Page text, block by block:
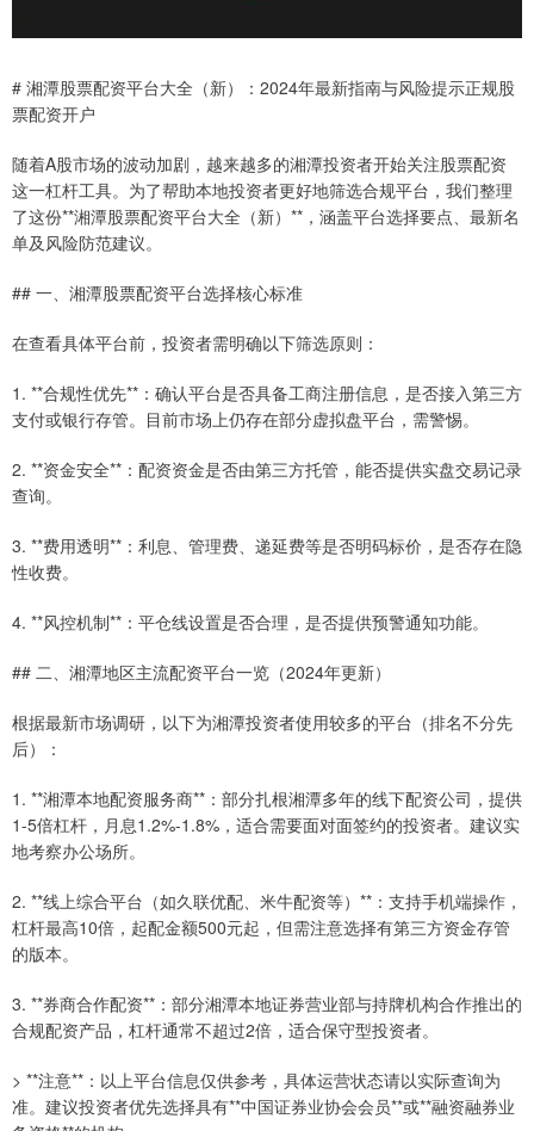
# 湘潭股票配资平台大全（新）：2024年最新指南与风险提示正规股
票配资开户
随着A股市场的波动加剧，越来越多的湘潭投资者开始关注股票配资
这一杠杆工具。为了帮助本地投资者更好地筛选合规平台，我们整理
了这份**湘潭股票配资平台大全（新）**，涵盖平台选择要点、最新名
单及风险防范建议。
## 一、湘潭股票配资平台选择核心标准
在查看具体平台前，投资者需明确以下筛选原则：
1. **合规性优先**：确认平台是否具备工商注册信息，是否接入第三方
支付或银行存管。目前市场上仍存在部分虚拟盘平台，需警惕。
2. **资金安全**：配资资金是否由第三方托管，能否提供实盘交易记录
查询。
3. **费用透明**：利息、管理费、递延费等是否明码标价，是否存在隐
性收费。
4. **风控机制**：平仓线设置是否合理，是否提供预警通知功能。
## 二、湘潭地区主流配资平台一览（2024年更新）
根据最新市场调研，以下为湘潭投资者使用较多的平台（排名不分先
后）：
1. **湘潭本地配资服务商**：部分扎根湘潭多年的线下配资公司，提供
1-5倍杠杆，月息1.2%-1.8%，适合需要面对面签约的投资者。建议实
地考察办公场所。
2. **线上综合平台（如久联优配、米牛配资等）**：支持手机端操作，
杠杆最高10倍，起配金额500元起，但需注意选择有第三方资金存管
的版本。
3. **券商合作配资**：部分湘潭本地证券营业部与持牌机构合作推出的
合规配资产品，杠杆通常不超过2倍，适合保守型投资者。
> **注意**：以上平台信息仅供参考，具体运营状态请以实际查询为
准。建议投资者优先选择具有**中国证券业协会会员**或**融资融券业